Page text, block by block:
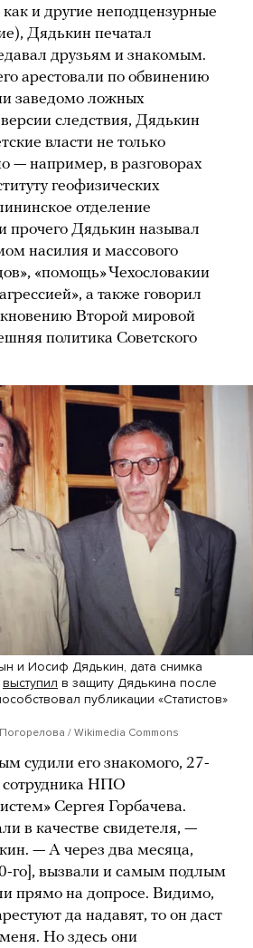
и другие неподцензурные
Дядькин печатал
друзьям и знакомым.
арестовали по обвинению
заведомо ложных
следствия, Дядькин
власти не только
— например, в разговорах
геофизических
отделение
Дядькин называл
насилия и массового
«помощь» Чехословакии
а также говорил
Второй мировой
политика Советского
и Иосиф Дядькин, дата снимка
выступил в защиту Дядькина после
публикации «Статистов»
/ Wikimedia Commons
судили его знакомого, 27-
сотрудника НПО
Сергея Горбачева.
в качестве свидетеля, —
— А через два месяца,
го], вызвали и самым подлым
прямо на допросе. Видимо,
да надавят, то он даст
Но здесь они